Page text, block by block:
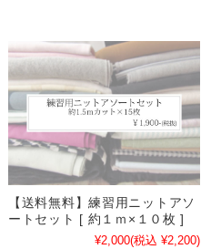
【送料無料】練習用ニットアソ
ートセット [ 約１ｍ×１０枚 ]
¥2,000(税込 ¥2,200)